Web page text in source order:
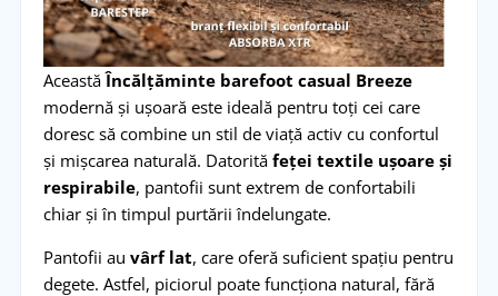
AceastăÎncălțăminte barefoot casual Breeze
modernă și ușoară este ideală pentru toți cei care
doresc să combine un stil de viață activ cu confortul
și mișcarea naturală. Datorită feței textile ușoare și
respirabile, pantofii sunt extrem de confortabili
chiar și în timpul purtării îndelungate.
Pantofii au vârf lat, care oferă suficient spațiu pentru
degete. Astfel, piciorul poate funcționa natural, fără